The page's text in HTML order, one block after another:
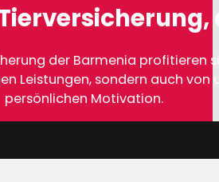
der Barmenia profitieren
Leistungen, sondern auch von
persönlichen Motivation.